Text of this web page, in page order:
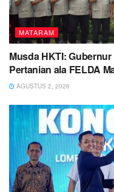
MATARAM
Musda HKTI:
Pertanian ala FELDA
AGUSTUS 2, 2026